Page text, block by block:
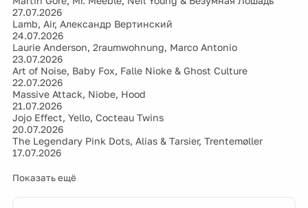
27.07.2026
Lamb, Air, Александр Вертинский
24.07.2026
Laurie Anderson, 2raumwohnung, Marco Antonio
23.07.2026
Art of Noise, Baby Fox, Falle Nioke & Ghost Culture
22.07.2026
Massive Attack, Niobe, Hood
21.07.2026
Jojo Effect, Yello, Cocteau Twins
20.07.2026
The Legendary Pink Dots, Alias & Tarsier, Trentemøller
17.07.2026
Показать ещё